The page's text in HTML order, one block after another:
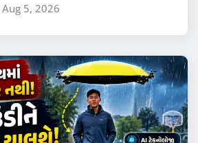
Aug 5, 2026